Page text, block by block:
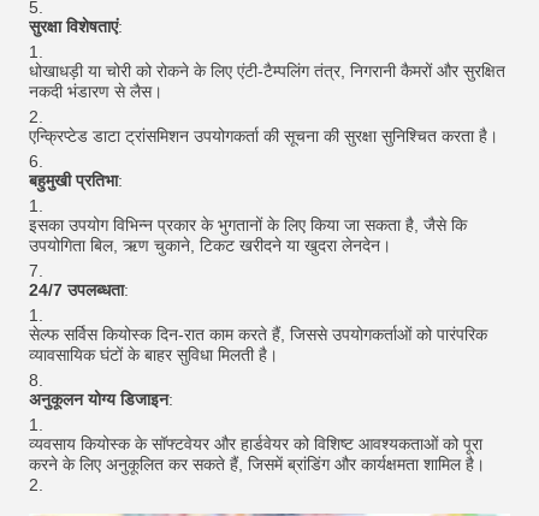
सुरक्षा विशेषताएं:
धोखाधड़ी या चोरी को रोकने के लिए एंटी-टैम्पलिंग तंत्र, निगरानी कैमरों और सुरक्षित
नकदी भंडारण से लैस।
एन्क्रिप्टेड डाटा ट्रांसमिशन उपयोगकर्ता की सूचना की सुरक्षा सुनिश्चित करता है।
बहुमुखी प्रतिभा:
इसका उपयोग विभिन्न प्रकार के भुगतानों के लिए किया जा सकता है, जैसे कि
उपयोगिता बिल, ऋण चुकाने, टिकट खरीदने या खुदरा लेनदेन।
24/7 उपलब्धता:
सेल्फ सर्विस कियोस्क दिन-रात काम करते हैं, जिससे उपयोगकर्ताओं को पारंपरिक
व्यावसायिक घंटों के बाहर सुविधा मिलती है।
अनुकूलन योग्य डिजाइन:
व्यवसाय कियोस्क के सॉफ्टवेयर और हार्डवेयर को विशिष्ट आवश्यकताओं को पूरा
करने के लिए अनुकूलित कर सकते हैं, जिसमें ब्रांडिंग और कार्यक्षमता शामिल है।